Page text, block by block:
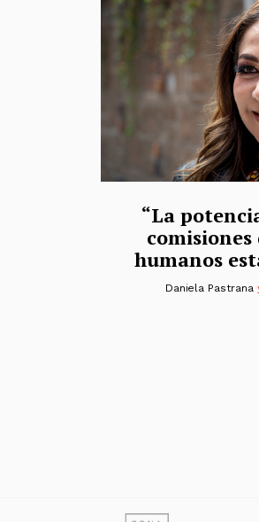
“La
comisiones
humanos
Daniela Pastrana